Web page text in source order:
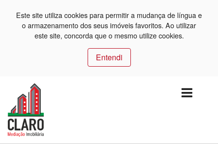
Este site utiliza cookies para permitir a mudança de língua e
o armazenamento dos seus imóveis favoritos. Ao utilizar
este site, concorda que o mesmo utilize cookies.
Entendi